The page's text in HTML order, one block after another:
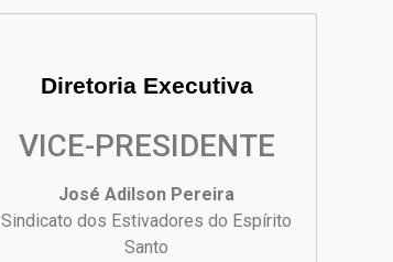
Diretoria Executiva
VICE-PRESIDENTE
José Adilson Pereira
Sindicato dos Estivadores do Espírito
Santo